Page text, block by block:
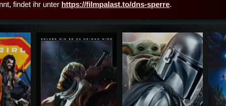
findet ihr unter https://filmpalast.to/dns-sperre.
Details,Play Details,Play